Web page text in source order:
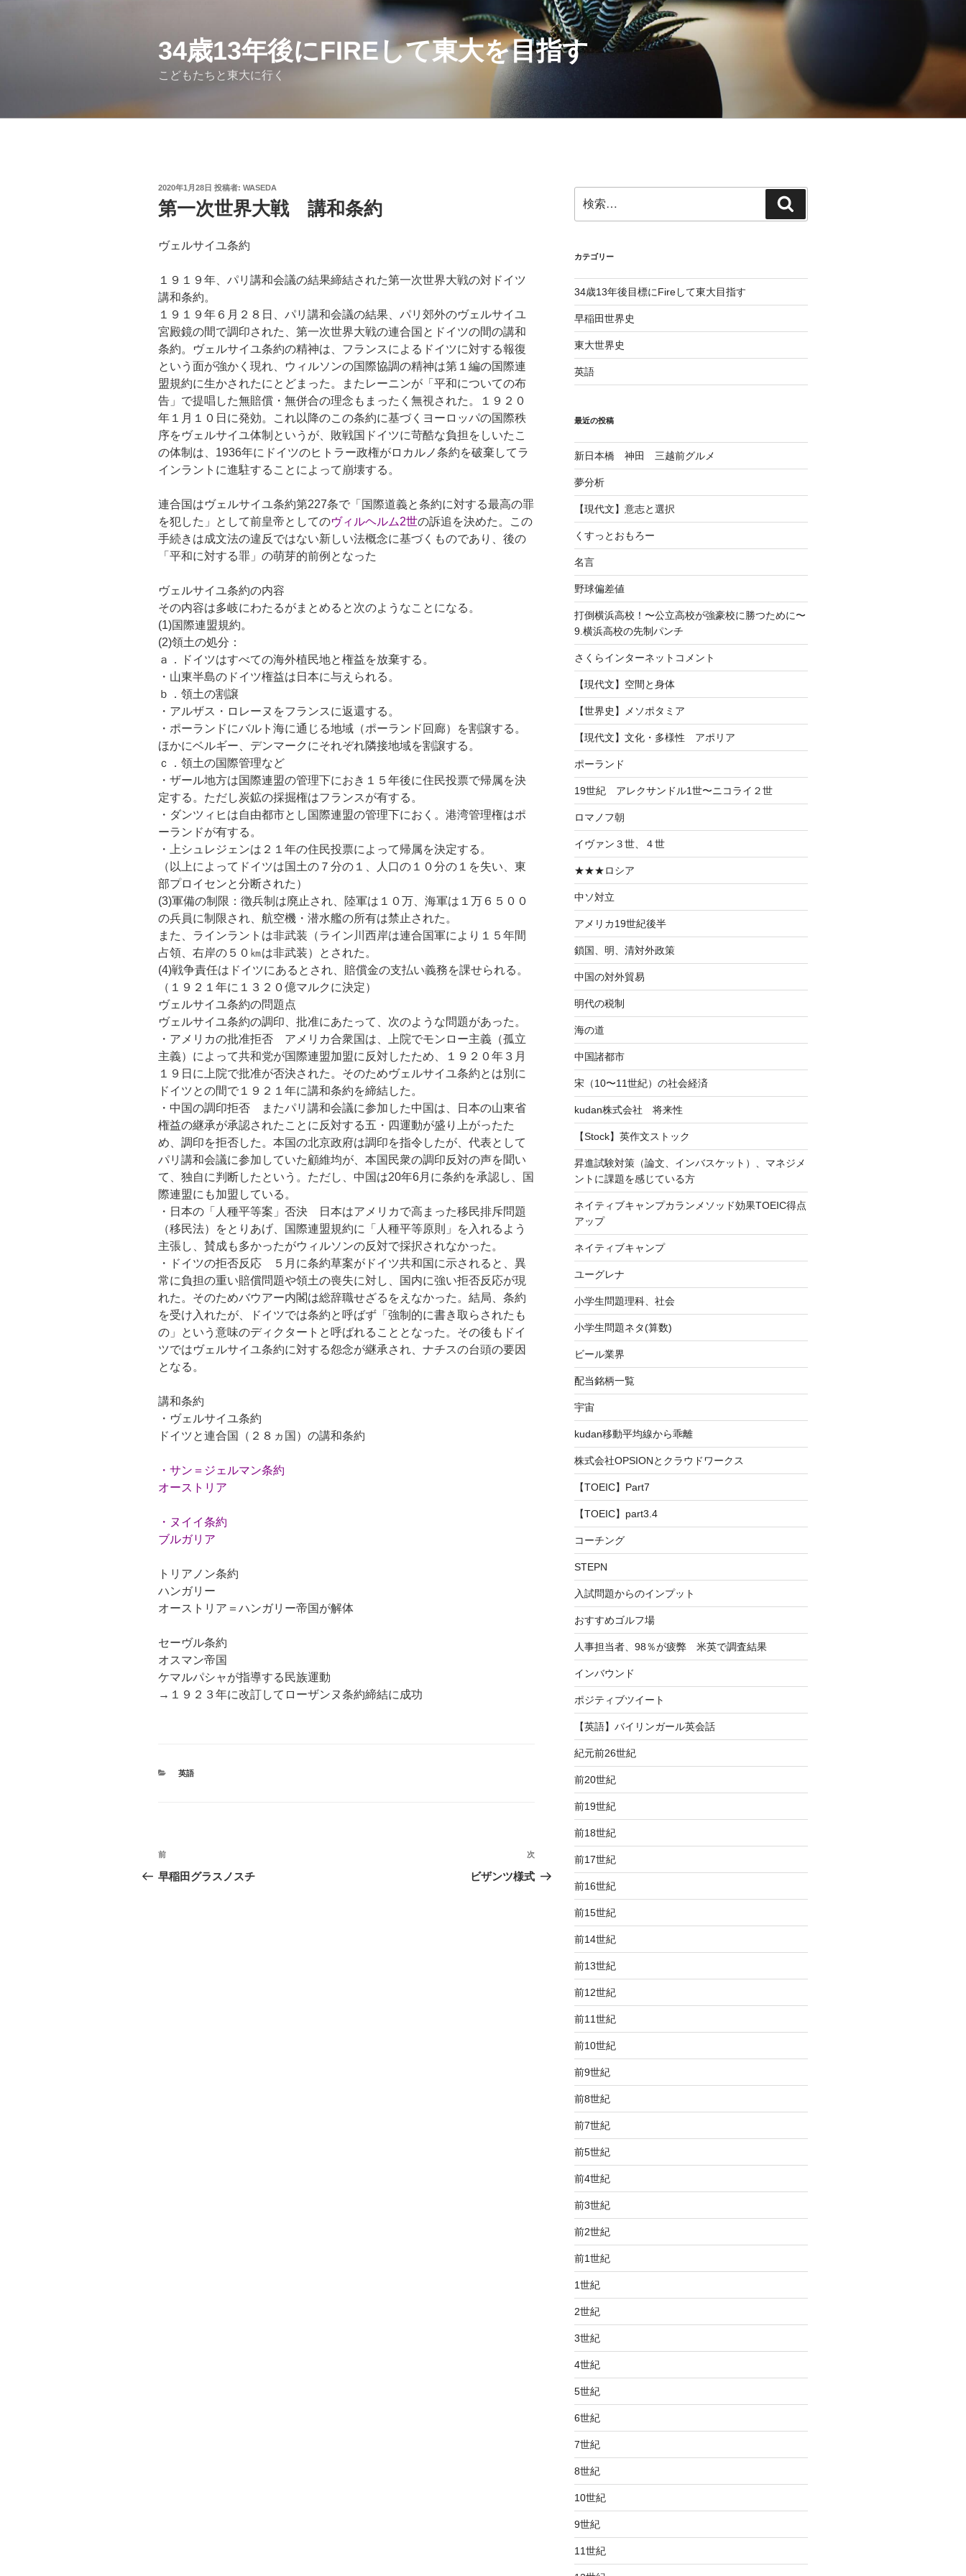
34歳13年後にFIREして東大を目指す
こどもたちと東大に行く
投
稿
日:
2020年1月28日 投稿者: WASEDA
第一次世界大戦 講和条約
ヴェルサイユ条約
１９１９年、パリ講和会議の結果締結された第一次世界大戦の対ドイツ
講和条約。
１９１９年６月２８日、パリ講和会議の結果、パリ郊外のヴェルサイユ
宮殿鏡の間で調印された、第一次世界大戦の連合国とドイツの間の講和
条約。ヴェルサイユ条約の精神は、フランスによるドイツに対する報復
という面が強かく現れ、ウィルソンの国際協調の精神は第１編の国際連
盟規約に生かされたにとどまった。またレーニンが「平和についての布
告」で提唱した無賠償・無併合の理念もまったく無視された。１９２０
年１月１０日に発効。これ以降のこの条約に基づくヨーロッパの国際秩
序をヴェルサイユ体制というが、敗戦国ドイツに苛酷な負担をしいたこ
の体制は、1936年にドイツのヒトラー政権がロカルノ条約を破棄してラ
インラントに進駐することによって崩壊する。
連合国はヴェルサイユ条約第227条で「国際道義と条約に対する最高の罪
を犯した」として前皇帝としてのヴィルヘルム2世の訴追を決めた。この
手続きは成文法の違反ではない新しい法概念に基づくものであり、後の
「平和に対する罪」の萌芽的前例となった
ヴェルサイユ条約の内容
その内容は多岐にわたるがまとめると次のようなことになる。
(1)国際連盟規約。
(2)領土の処分：
ａ．ドイツはすべての海外植民地と権益を放棄する。
・山東半島のドイツ権益は日本に与えられる。
ｂ．領土の割譲
・アルザス・ロレーヌをフランスに返還する。
・ポーランドにバルト海に通じる地域（ポーランド回廊）を割譲する。
ほかにベルギー、デンマークにそれぞれ隣接地域を割譲する。
ｃ．領土の国際管理など
・ザール地方は国際連盟の管理下におき１５年後に住民投票で帰属を決
定する。ただし炭鉱の採掘権はフランスが有する。
・ダンツィヒは自由都市とし国際連盟の管理下におく。港湾管理権はポ
ーランドが有する。
・上シュレジェンは２１年の住民投票によって帰属を決定する。
（以上によってドイツは国土の７分の１、人口の１０分の１を失い、東
部プロイセンと分断された）
(3)軍備の制限：徴兵制は廃止され、陸軍は１０万、海軍は１万６５００
の兵員に制限され、航空機・潜水艦の所有は禁止された。
また、ラインラントは非武装（ライン川西岸は連合国軍により１５年間
占領、右岸の５０㎞は非武装）とされた。
(4)戦争責任はドイツにあるとされ、賠償金の支払い義務を課せられる。
（１９２１年に１３２０億マルクに決定）
ヴェルサイユ条約の問題点
ヴェルサイユ条約の調印、批准にあたって、次のような問題があった。
・アメリカの批准拒否 アメリカ合衆国は、上院でモンロー主義（孤立
主義）によって共和党が国際連盟加盟に反対したため、１９２０年３月
１９日に上院で批准が否決された。そのためヴェルサイユ条約とは別に
ドイツとの間で１９２１年に講和条約を締結した。
・中国の調印拒否 またパリ講和会議に参加した中国は、日本の山東省
権益の継承が承認されたことに反対する五・四運動が盛り上がったた
め、調印を拒否した。本国の北京政府は調印を指令したが、代表として
パリ講和会議に参加していた顧維均が、本国民衆の調印反対の声を聞い
て、独自に判断したという。ただし、中国は20年6月に条約を承認し、国
際連盟にも加盟している。
・日本の「人種平等案」否決 日本はアメリカで高まった移民排斥問題
（移民法）をとりあげ、国際連盟規約に「人種平等原則」を入れるよう
主張し、賛成も多かったがウィルソンの反対で採択されなかった。
・ドイツの拒否反応 ５月に条約草案がドイツ共和国に示されると、異
常に負担の重い賠償問題や領土の喪失に対し、国内に強い拒否反応が現
れた。そのためバウアー内閣は総辞職せざるをえなかった。結局、条約
を受け入れたが、ドイツでは条約と呼ばず「強制的に書き取らされたも
の」という意味のディクタートと呼ばれることとなった。その後もドイ
ツではヴェルサイユ条約に対する怨念が継承され、ナチスの台頭の要因
となる。
講和条約
・ヴェルサイユ条約
ドイツと連合国（２８ヵ国）の講和条約
・サン＝ジェルマン条約
オーストリア
・ヌイイ条約
ブルガリア
トリアノン条約
ハンガリー
オーストリア＝ハンガリー帝国が解体
セーヴル条約
オスマン帝国
ケマルパシャが指導する民族運動
→１９２３年に改訂してローザンヌ条約締結に成功
カ
英語
投
稿
前
の
前
早稲田グラスノスチ
次
の
次
ビザンツ様式
索:
索
カテゴリー
34歳13年後目標にFireして東大目指す
早稲田世界史
東大世界史
英語
最近の投稿
新日本橋 神田 三越前グルメ
夢分析
【現代文】意志と選択
くすっとおもろー
名言
野球偏差値
打倒横浜高校！〜公立高校が強豪校に勝つために〜
9.横浜高校の先制パンチ
さくらインターネットコメント
【現代文】空間と身体
【世界史】メソポタミア
【現代文】文化・多様性 アポリア
ポーランド
19世紀 アレクサンドル1世〜ニコライ２世
ロマノフ朝
イヴァン３世、４世
★★★ロシア
中ソ対立
アメリカ19世紀後半
鎖国、明、清対外政策
中国の対外貿易
明代の税制
海の道
中国諸都市
宋（10〜11世紀）の社会経済
kudan株式会社 将来性
【Stock】英作文ストック
昇進試験対策（論文、インバスケット）、マネジメ
ントに課題を感じている方
ネイティブキャンプカランメソッド効果TOEIC得点
アップ
ネイティブキャンプ
ユーグレナ
小学生問題理科、社会
小学生問題ネタ(算数)
ビール業界
配当銘柄一覧
宇宙
kudan移動平均線から乖離
株式会社OPSIONとクラウドワークス
【TOEIC】Part7
【TOEIC】part3.4
コーチング
STEPN
入試問題からのインプット
おすすめゴルフ場
人事担当者、98％が疲弊 米英で調査結果
インバウンド
ポジティブツイート
【英語】バイリンガール英会話
紀元前26世紀
前20世紀
前19世紀
前18世紀
前17世紀
前16世紀
前15世紀
前14世紀
前13世紀
前12世紀
前11世紀
前10世紀
前9世紀
前8世紀
前7世紀
前5世紀
前4世紀
前3世紀
前2世紀
前1世紀
1世紀
2世紀
3世紀
4世紀
5世紀
6世紀
7世紀
8世紀
10世紀
9世紀
11世紀